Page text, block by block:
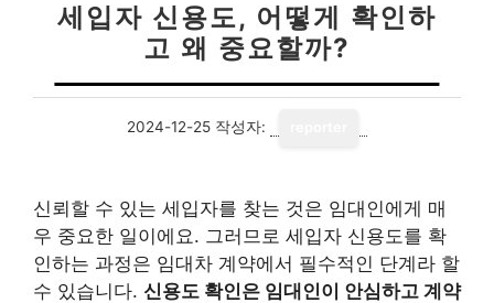
세입자 신용도, 어떻게 확인하
고 왜 중요할까?
2024-12-25 작성자:
신뢰할 수 있는 세입자를 찾는 것은 임대인에게 매
우 중요한 일이에요. 그러므로 세입자 신용도를 확
인하는 과정은 임대차 계약에서 필수적인 단계라 할
수 있습니다. 신용도 확인은 임대인이 안심하고 계약